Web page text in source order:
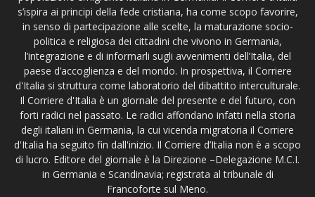
s’ispira ai principi della fede cristiana, ha come scopo favorire,
in senso di partecipazione alle scelte, la maturazione socio-
politica e religiosa dei cittadini che vivono in Germania,
l’integrazione e di informarli sugli avvenimenti dell’Italia, del
paese d’accoglienza e del mondo. In prospettiva, il Corriere
d'Italia si struttura come laboratorio del dibattito interculturale.
Il Corriere d'Italia è un giornale del presente e del futuro, con
forti radici nel passato. Le radici affondano infatti nella storia
degli italiani in Germania, la cui vicenda migratoria il Corriere
d'Italia ha seguito fin dall'inizio. Il Corriere d’Italia non è a scopo
di lucro. Editore del giornale è la Direzione –Delegazione M.C.I.
in Germania e Scandinavia; registrata al tribunale di
Francoforte sul Meno.